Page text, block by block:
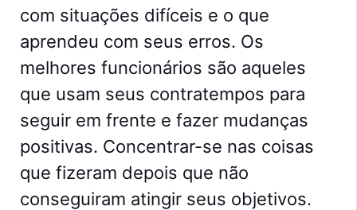
com situações difíceis e o que
aprendeu com seus erros. Os
melhores funcionários são aqueles
que usam seus contratempos para
seguir em frente e fazer mudanças
positivas. Concentrar-se nas coisas
que fizeram depois que não
conseguiram atingir seus objetivos.